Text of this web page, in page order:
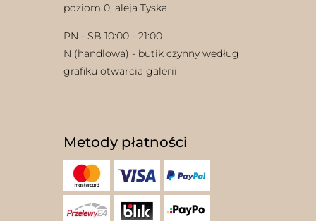
poziom 0, aleja Tyska
PN - SB 10:00 - 21:00
N (handlowa) - butik czynny według
grafiku otwarcia galerii
Metody płatności